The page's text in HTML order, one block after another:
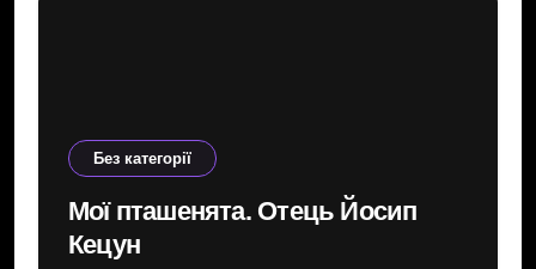
Без категорії
Мої пташенята. Отець Йосип
Кецун